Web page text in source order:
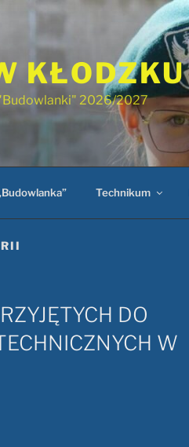
KŁODZKU
2026/2027
Technikum
DO
W